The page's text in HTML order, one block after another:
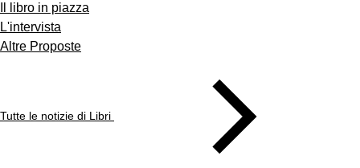
Il libro in piazza
L'intervista
Altre Proposte
Tutte le notizie di Libri